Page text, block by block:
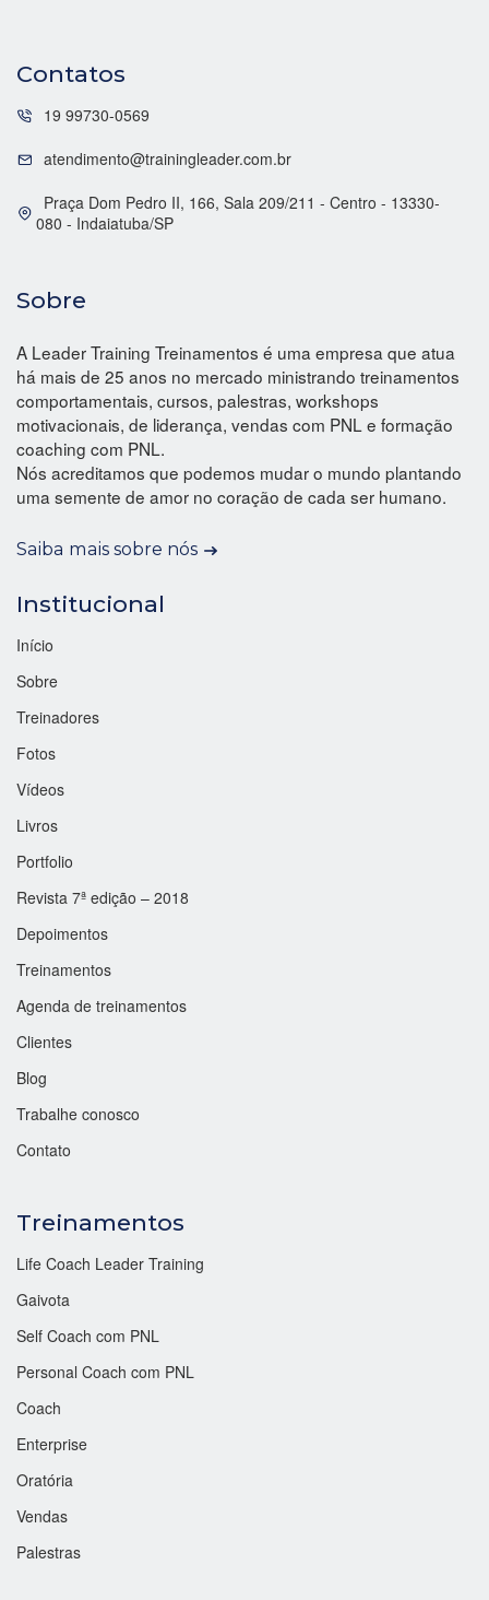
Contatos
19 99730-0569
atendimento@trainingleader.com.br
Praça Dom Pedro II, 166, Sala 209/211 - Centro - 13330-
080 - Indaiatuba/SP
Sobre
A Leader Training Treinamentos é uma empresa que atua
há mais de 25 anos no mercado ministrando treinamentos
comportamentais, cursos, palestras, workshops
motivacionais, de liderança, vendas com PNL e formação
coaching com PNL.
Nós acreditamos que podemos mudar o mundo plantando
uma semente de amor no coração de cada ser humano.
Saiba mais sobre nós
Institucional
Início
Sobre
Treinadores
Fotos
Vídeos
Livros
Portfolio
Revista 7ª edição – 2018
Depoimentos
Treinamentos
Agenda de treinamentos
Clientes
Blog
Trabalhe conosco
Contato
Treinamentos
Life Coach Leader Training
Gaivota
Self Coach com PNL
Personal Coach com PNL
Coach
Enterprise
Oratória
Vendas
Palestras